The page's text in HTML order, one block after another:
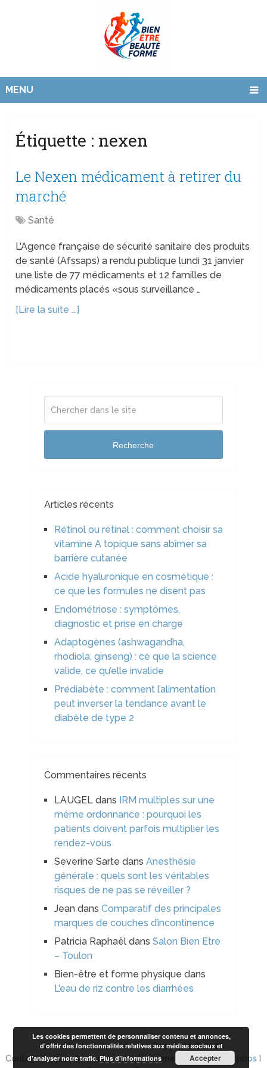
MENU
Étiquette : nexen
Le Nexen médicament à retirer du
marché
Santé
L’Agence française de sécurité sanitaire des produits
de santé (Afssaps) a rendu publique lundi 31 janvier
une liste de 77 médicaments et 12 familles de
médicaments placés «sous surveillance …
[Lire la suite ...]
Recherche
Articles récents
Rétinol ou rétinal : comment choisir sa
vitamine A topique sans abîmer sa
barrière cutanée
Acide hyaluronique en cosmétique :
ce que les formules ne disent pas
Endométriose : symptômes,
diagnostic et prise en charge
Adaptogènes (ashwagandha,
rhodiola, ginseng) : ce que la science
valide, ce qu’elle invalide
Prédiabète : comment l’alimentation
peut inverser la tendance avant le
diabète de type 2
Commentaires récents
LAUGELdans
IRM multiples sur une
même ordonnance : pourquoi les
patients doivent parfois multiplier les
rendez-vous
Severine Sarte dans Anesthésie
générale : quels sont les véritables
risques de ne pas se réveiller ?
Jeandans Comparatif des principales
marques de couches d’incontinence
Patricia Raphaëldans Salon Bien Etre
– Toulon
Bien-être et forme physique dans
L’eau de riz contre les diarrhées
Bien-être beauté et formeCopyright © 2026.
Contact arobase bien-etre-beaute-forme.com IPlan à propos
Les cookies permettent de personnaliser contenu et annonces,
d'offrir des fonctionnalités relatives aux médias sociaux et
d'analyser notre trafic.Plus d’informations Accepter